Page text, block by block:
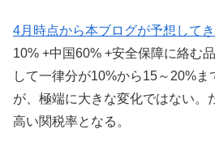
4月時点から本ブログが予想して
10% +中国60% +安全保障に絡む
して一律分が10%から15～20%
が、極端に大きな変化ではない。
高い関税率となる。